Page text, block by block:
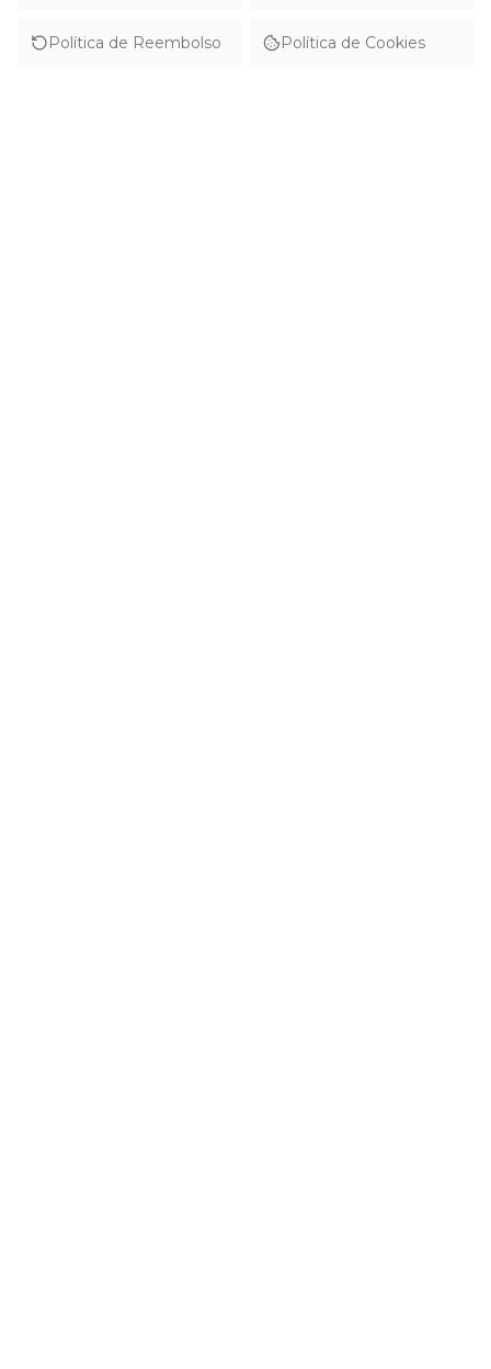
Política de Reembolso Política de Cookies